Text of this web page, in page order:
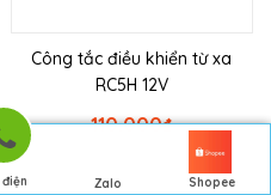
Zalo Shopee
Công tắc điều khiển từ xa
RC5H 12V
₫
110.000